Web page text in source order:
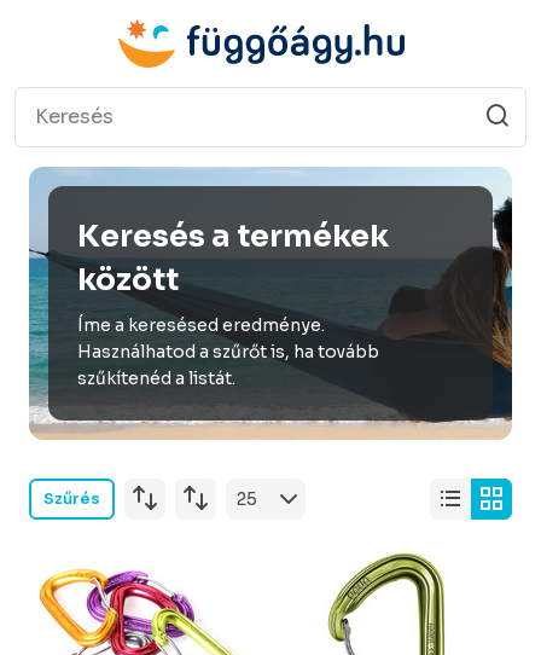
Keresés a termékek
között
Íme a keresésed eredménye.
Használhatod a szűrőt is, ha tovább
szűkítenéd a listát.
Szűrés